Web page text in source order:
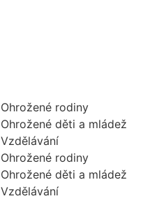
Ohrožené rodiny
Ohrožené děti a mládež
Vzdělávání
Ohrožené rodiny
Ohrožené děti a mládež
Vzdělávání